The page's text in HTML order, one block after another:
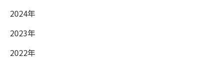
2024年
2023年
2022年